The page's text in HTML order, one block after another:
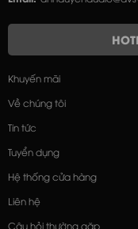
Khuyến mãi
Về chúng tôi
Tin tức
Tuyển dụng
Hệ thống cửa hàng
Liên hệ